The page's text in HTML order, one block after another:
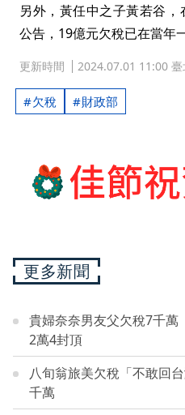
另外，黃任中之子黃若谷
公告，19億元欠稅已在當年
更新時間 2024.07.01 11:00 臺
欠稅 財政部
更多新聞
貴婦奈奈男友父欠稅7千
2萬4封頂
八旬翁旅美欠稅「不敢回
千萬